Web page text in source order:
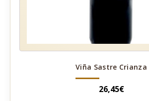
Viña Sastre Crianza
26,45€